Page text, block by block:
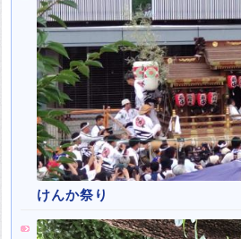
けんか祭り